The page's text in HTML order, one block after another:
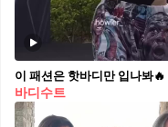
이 패션은 핫바디만 입나봐🔥
바디수트